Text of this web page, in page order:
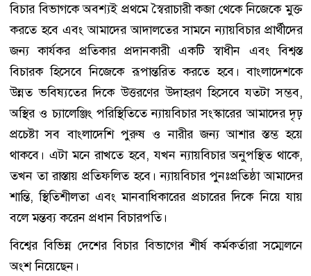
বিচার বিভাগকে অবশ্যই প্রথমে স্বৈরাচারী কব্জা থেকে নিজেকে মুক্ত
করতে হবে এবং আমাদের আদালতের সামনে ন্যায়বিচার প্রার্থীদের
জন্য কার্যকর প্রতিকার প্রদানকারী একটি স্বাধীন এবং বিশ্বস্ত
বিচারক হিসেবে নিজেকে রূপান্তরিত করতে হবে। বাংলাদেশকে
উন্নত ভবিষ্যতের দিকে উত্তরণের উদাহরণ হিসেবে যতটা সম্ভব,
অস্থির ও চ্যালেঞ্জিং পরিস্থিতিতে ন্যায়বিচার সংস্কারের আমাদের দৃঢ়
প্রচেষ্টা সব বাংলাদেশি পুরুষ ও নারীর জন্য আশার স্তম্ভ হয়ে
থাকবে। এটা মনে রাখতে হবে, যখন ন্যায়বিচার অনুপস্থিত থাকে,
তখন তা রাস্তায় প্রতিফলিত হবে। ন্যায়বিচার পুনঃপ্রতিষ্ঠা আমাদের
শান্তি, স্থিতিশীলতা এবং মানবাধিকারের প্রচারের দিকে নিয়ে যায়
বলে মন্তব্য করেন প্রধান বিচারপতি।
বিশ্বের বিভিন্ন দেশের বিচার বিভাগের শীর্ষ কর্মকর্তারা সম্মেলনে
অংশ নিয়েছেন।